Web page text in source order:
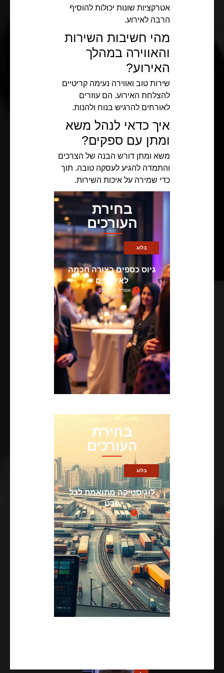
אטרקציות שונות יכולות להוסיף
הרבה לאירוע.
מהי חשיבות השירות
והאווירה במהלך
האירוע?
שירות טוב ואווירה נעימה קריטיים
להצלחת האירוע. הם עוזרים
לאורחים להרגיש בנוח ולהנות.
איך כדאי לנהל משא
ומתן עם ספקים?
משא ומתן דורש הבנה של הצרכים
והתמדה להגיע לעסקה טובה. תוך
כדי שמירה על איכות השירות.
בחירת
העורכים
בלוג
גיוס כספים בצורה חכמה
לאירועים
אפריל 1, 2025
בחירת
העורכים
בלוג
לוגיסטיקה מתואמת לכל
פרט
מאי 5, 2025